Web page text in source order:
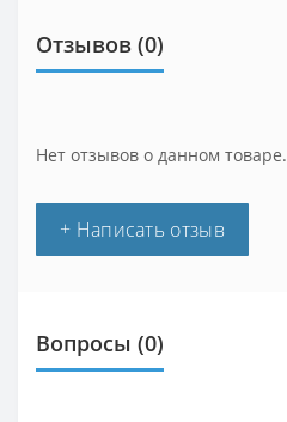
Отзывов (0)
Нет отзывов о данном товаре.
+ Написать отзыв
Вопросы (0)